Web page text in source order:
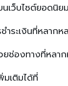
นเว็บไซต์ยอดนิ
ำระเงินที่หลาก
ช่องทางที่หลาก
มเติมได้ที่